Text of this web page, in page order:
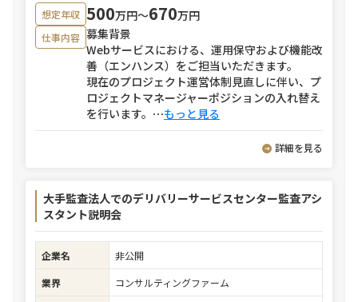
想定年収 500万円〜670万円
仕事内容 募集背景
Webサービスにおける、運用保守および機能改
善（エンハンス）をご担当いただきます。
現在のプロジェクト運営体制見直しに伴い、プ
ロジェクトマネージャーポジションの入れ替え
を行います。 ⋯もっと見る
詳細を見る
大手監査法人でのデリバリーサービスセンター監査アシ
スタント説明会
企業名
非公開
業界
コンサルティングファーム